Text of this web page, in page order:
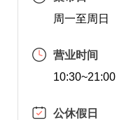
周一至周日
营业时间
10:30~21:00
公休假日